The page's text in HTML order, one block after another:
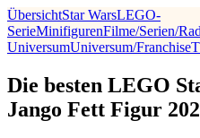
ÜbersichtStar WarsLEGO-
SerieMinifigurenFilme/Serien/
UniversumUniversum/Franchise
Die besten LEGO
Jango Fett Figur